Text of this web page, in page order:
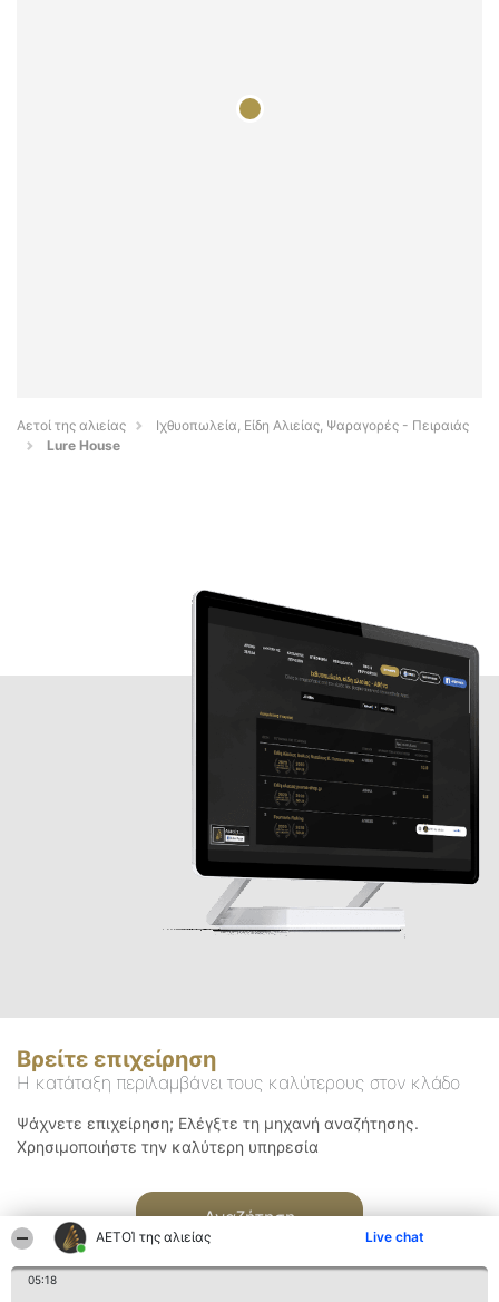
ΑΕΤΟΊ της αλιείας Live chat
05:18
Αετοί της αλιείας
Ιχθυοπωλεία, Είδη Αλιείας, Ψαραγορές - Πειραιάς
Lure House
Βρείτε επιχείρηση
Η κατάταξη περιλαμβάνει τους καλύτερους στον κλάδο
Ψάχνετε επιχείρηση; Ελέγξτε τη μηχανή αναζήτησης.
Χρησιμοποιήστε την καλύτερη υπηρεσία
Αναζήτηση